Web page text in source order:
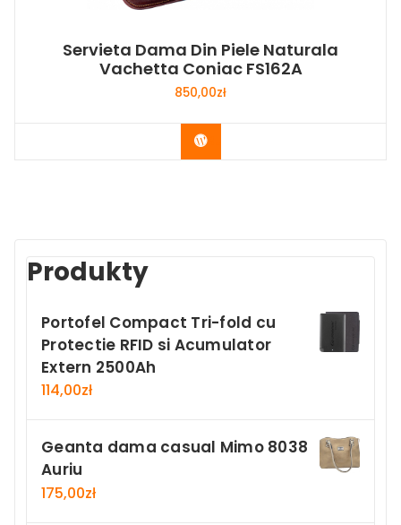
Servieta Dama Din Piele Naturala
Vachetta Coniac FS162A
850,00zł
Buy Now
Produkty
Portofel Compact Tri-fold cu
Protectie RFID si Acumulator
Extern 2500Ah
114,00zł
Geanta dama casual Mimo 8038
Auriu
175,00zł